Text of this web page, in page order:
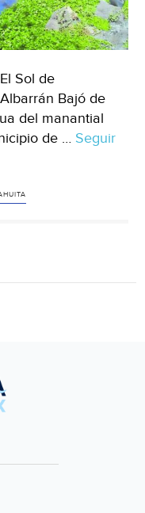
Sol de
Bajó de
del manantial
de … Seguir